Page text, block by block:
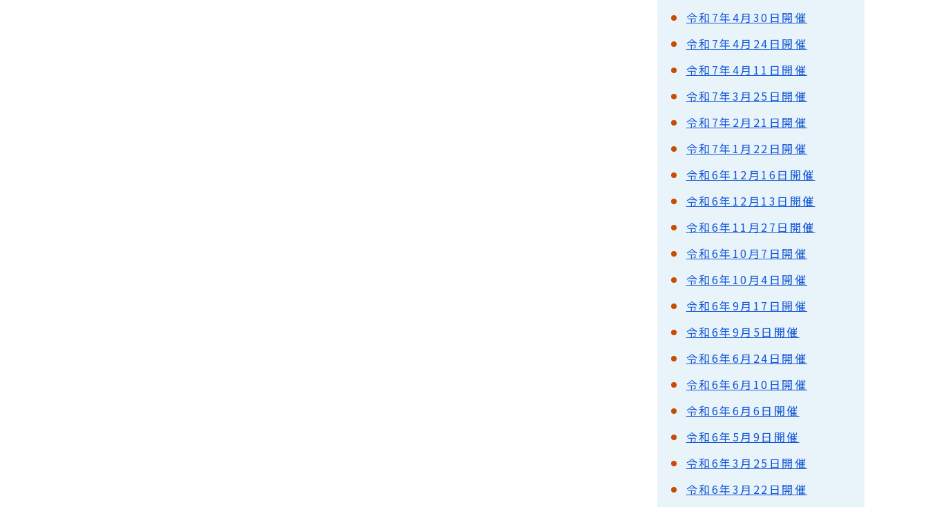
令和7年4月30日開催
令和7年4月24日開催
令和7年4月11日開催
令和7年3月25日開催
令和7年2月21日開催
令和7年1月22日開催
令和6年12月16日開催
令和6年12月13日開催
令和6年11月27日開催
令和6年10月7日開催
令和6年10月4日開催
令和6年9月17日開催
令和6年9月5日開催
令和6年6月24日開催
令和6年6月10日開催
令和6年6月6日開催
令和6年5月9日開催
令和6年3月25日開催
令和6年3月22日開催